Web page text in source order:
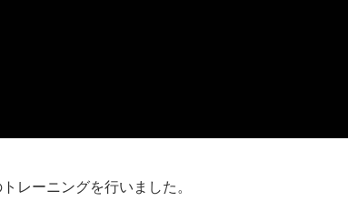
レーニングを行いました。